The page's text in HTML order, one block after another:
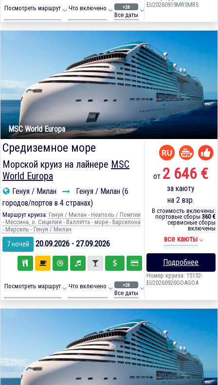
Посмотреть маршрут Что включено +28
Все даты
EU20260919MRSMRS
MSC World Europa
Средиземное море
Морской круиз на лайнере MSC
World Europa
Генуя / Милан
Генуя / Милан (6
городов/портов в 4 странах)
Маршрут круиза: Генуя / Милан - Неаполь / Помпеи
- Мессина, о. Сицилия - Валлетта - море - Барселона
- Марсель - Генуя / Милан
7 ночей 20.09.2026 - 27.09.2026
Посмотреть маршрут Что включено +28
Все даты
от 2 646 €
за каюту
на 2 взр.
В стоимость включены:
портовые сборы 360 €
сервисные сборы
включены
все каюты
Подробнее
Номер круиза: 15152-
EU20260920GOAGOA